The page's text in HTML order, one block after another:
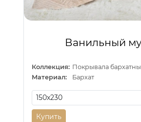
Ванильный
Коллекция: Покрывала
Материал:
Бархат
Купить